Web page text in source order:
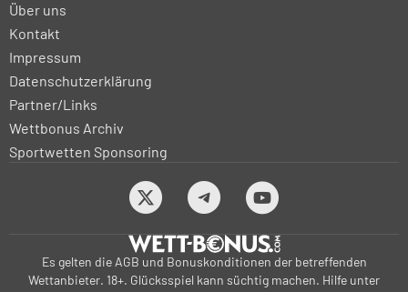
Über uns
Kontakt
Impressum
Datenschutzerklärung
Partner/Links
Wettbonus Archiv
Sportwetten Sponsoring
Es gelten die AGB und Bonuskonditionen der betreffenden
Wettanbieter. 18+. Glücksspiel kann süchtig machen. Hilfe unter